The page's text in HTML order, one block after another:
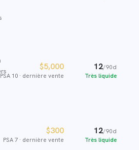
$5,000
PSA 10 · dernière vente
12/90d
Très liquide
$300
PSA 7 · dernière vente
12/90d
Très liquide